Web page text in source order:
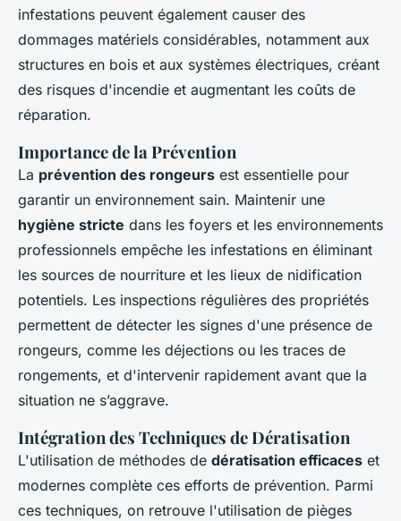
infestations peuvent également causer des
dommages matériels considérables, notamment aux
structures en bois et aux systèmes électriques, créant
des risques d'incendie et augmentant les coûts de
réparation.
Importance de la Prévention
La prévention des rongeurs est essentielle pour
garantir un environnement sain. Maintenir une
hygiène stricte dans les foyers et les environnements
professionnels empêche les infestations en éliminant
les sources de nourriture et les lieux de nidification
potentiels. Les inspections régulières des propriétés
permettent de détecter les signes d'une présence de
rongeurs, comme les déjections ou les traces de
rongements, et d'intervenir rapidement avant que la
situation ne s’aggrave.
Intégration des Techniques de Dératisation
L'utilisation de méthodes de dératisation efficaces et
modernes complète ces efforts de prévention. Parmi
ces techniques, on retrouve l'utilisation de pièges